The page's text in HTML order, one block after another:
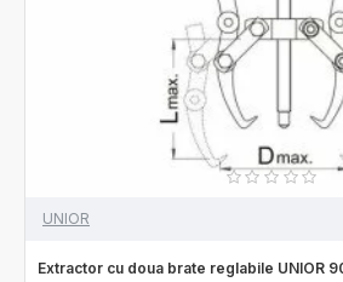
UNIOR
Extractor cu doua brate reglabile UNIOR